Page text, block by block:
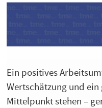
Ein positives
Wertschätzung und
Mittelpunkt stehen –